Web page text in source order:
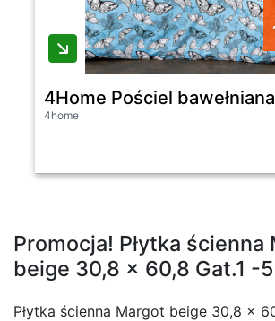
4Home Pościel
4home
Promocja! Płytka ścienna
beige 30,8 x 60,8 Gat.1 -
Płytka ścienna Margot beige 30,8 x